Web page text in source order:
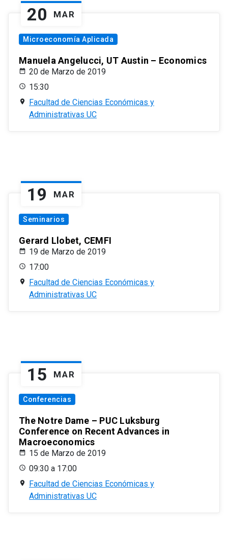
20 MAR
Microeconomía Aplicada
Manuela Angelucci, UT Austin – Economics
20 de Marzo de 2019
15:30
Facultad de Ciencias Económicas y
Administrativas UC
19 MAR
Seminarios
Gerard Llobet, CEMFI
19 de Marzo de 2019
17:00
Facultad de Ciencias Económicas y
Administrativas UC
15 MAR
Conferencias
The Notre Dame – PUC Luksburg
Conference on Recent Advances in
Macroeconomics
15 de Marzo de 2019
09:30 a 17:00
Facultad de Ciencias Económicas y
Administrativas UC